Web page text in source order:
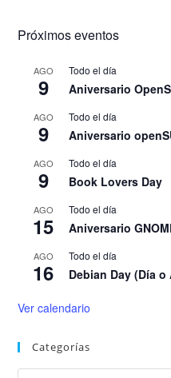
Próximos eventos
AGO
9
Todo el día
Aniversario
AGO
9
Todo el día
Aniversario
AGO
9
Todo el día
Book Lovers Day
AGO
15
Todo el día
Aniversario
AGO
16
Todo el día
Debian Day (Día
Ver calendario
Categorías